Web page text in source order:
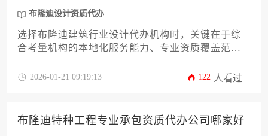
布隆迪设计资质代办
选择布隆迪建筑行业设计代办机构时，关键在于综
合考量机构的本地化服务能力、专业资质覆盖范围
和客户口碑验证等方式进行筛选，确保找到最适合
2026-01-21 09:19:13 122 人看过
布隆迪特种工程专业承包资质代办公司哪家好